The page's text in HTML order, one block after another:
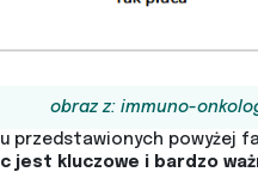
obraz z: immuno-
przedstawionych powyżej
jest kluczowe i bardzo